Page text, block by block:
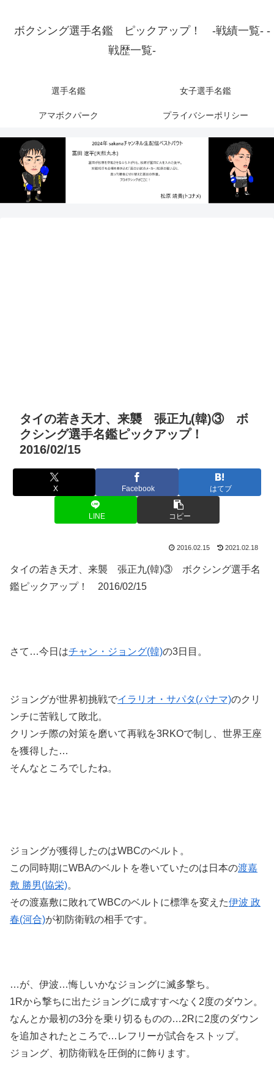
ボクシング選手名鑑 ピックアップ！ -戦績一覧- -
戦歴一覧-
選手名鑑 女子選手名鑑
アマボクパーク プライバシーポリシー
タイの若き天才、来襲 張正九(韓)③ ボ
クシング選手名鑑ピックアップ！
2016/02/15
X Facebook はてブ
LINE コピー
2016.02.15 2021.02.18
タイの若き天才、来襲 張正九(韓)③ ボクシング選手名
鑑ピックアップ！ 2016/02/15
さて…今日はチャン・ジョング(韓)の3日目。
ジョングが世界初挑戦でイラリオ・サパタ(パナマ)のクリ
ンチに苦戦して敗北。
クリンチ際の対策を磨いて再戦を3RKOで制し、世界王座
を獲得した…
そんなところでしたね。
ジョングが獲得したのはWBCのベルト。
この同時期にWBAのベルトを巻いていたのは日本の渡嘉
敷 勝男(協栄)。
その渡嘉敷に敗れてWBCのベルトに標準を変えた伊波 政
春(河合)が初防衛戦の相手です。
…が、伊波…悔しいかなジョングに滅多撃ち。
1Rから撃ちに出たジョングに成すすべなく2度のダウン。
なんとか最初の3分を乗り切るものの…2Rに2度のダウン
を追加されたところで…レフリーが試合をストップ。
ジョング、初防衛戦を圧倒的に飾ります。